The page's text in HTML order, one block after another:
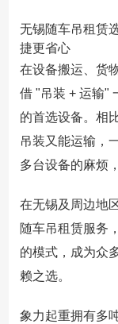
无锡随车吊租赁
捷更省心
在设备搬运、货
借 "吊装 + 运输"
的首选设备。相
吊装又能运输，
多台设备的麻烦
在无锡及周边地
随车吊租赁服务
的模式，成为众
赖之选。
象力起重拥有多